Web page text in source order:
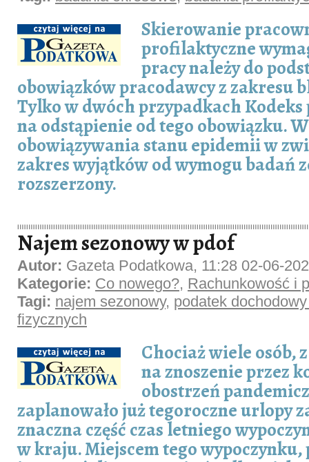
Skierowanie
profilaktyczne
pracy należy do
obowiązków pracodawcy z zakresu
Tylko w dwóch przypadkach
na odstąpienie od tego obowiązku.
obowiązywania stanu epidemii w
zakres wyjątków od wymogu badań
rozszerzony.
Najem sezonowy w pdof
Autor: Gazeta Podatkowa, 11:28 02-06-
Kategorie: Co nowego?, Rachunkowość i
Tagi: najem sezonowy, podatek
fizycznych
Chociaż wiele osób,
na znoszenie przez
obostrzeń
zaplanowało już tegoroczne urlopy
znaczna część czas letniego
w kraju. Miejscem tego